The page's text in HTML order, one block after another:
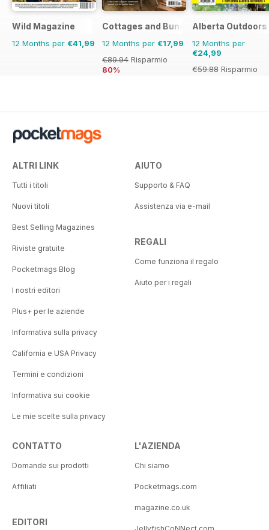
Wild Magazine
12 Months per €41,99
Cottages and Bungalows
12 Months per €17,99
€89.94 Risparmio
80%
Alberta Outdoors
12 Months per
€24,99
€59.88 Risparmio
ALTRI LINK
Tutti i titoli
Nuovi titoli
Best Selling Magazines
Riviste gratuite
Pocketmags Blog
I nostri editori
Plus+ per le aziende
Informativa sulla privacy
California e USA Privacy
Termini e condizioni
Informativa sui cookie
Le mie scelte sulla privacy
AIUTO
Supporto & FAQ
Assistenza via e-mail
REGALI
Come funziona il regalo
Aiuto per i regali
CONTATTO
Domande sui prodotti
Affiliati
EDITORI
L'AZIENDA
Chi siamo
Pocketmags.com
magazine.co.uk